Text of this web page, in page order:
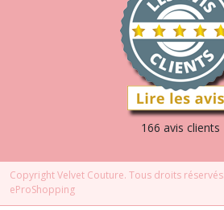
166 avis clients
Copyright Velvet Couture. Tous droits
eProShopping